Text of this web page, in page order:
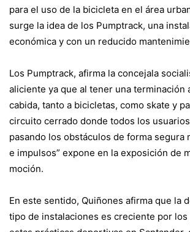
para el uso de la bicicleta en el área
surge la idea de los Pumptrack, una
económica y con un reducido
Los Pumptrack, afirma la concejala
aliciente ya que al tener una terminación
cabida, tanto a bicicletas, como skate y
circuito cerrado donde todos los
pasando los obstáculos de forma segura
e impulsos” expone en la exposición de
moción.
En este sentido, Quiñones afirma que la
tipo de instalaciones es creciente por